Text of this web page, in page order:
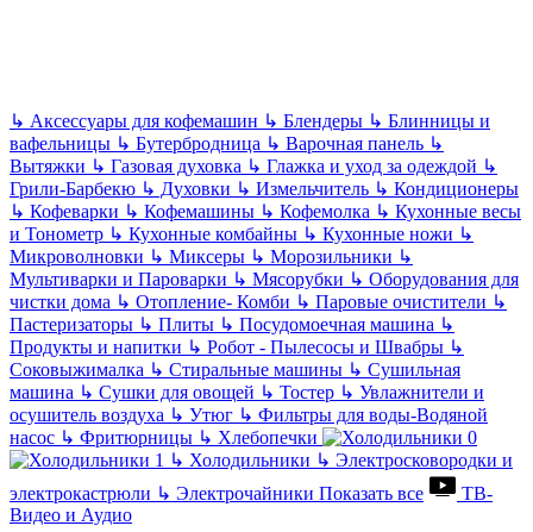
↳ Аксессуары для кофемашин ↳ Блендеры ↳ Блинницы и
вафельницы ↳ Бутербродница ↳ Варочная панель ↳
Вытяжки ↳ Газовая духовка ↳ Глажка и уход за одеждой ↳
Грили-Барбекю ↳ Духовки ↳ Измельчитель ↳ Кондиционеры
↳ Кофеварки ↳ Кофемашины ↳ Кофемолка ↳ Кухонные весы
и Тонометр ↳ Кухонные комбайны ↳ Кухонные ножи ↳
Микроволновки ↳ Миксеры ↳ Морозильники ↳
Мультиварки и Пароварки ↳ Мясорубки ↳ Оборудования для
чистки дома ↳ Отопление- Комби ↳ Паровые очистители ↳
Пастеризаторы ↳ Плиты ↳ Посудомоечная машина ↳
Продукты и напитки ↳ Робот - Пылесосы и Швабры ↳
Соковыжималка ↳ Стиральные машины ↳ Сушильная
машина ↳ Сушки для овощей ↳ Тостер ↳ Увлажнители и
осушитель воздуха ↳ Утюг ↳ Фильтры для воды-Водяной
насос ↳ Фритюрницы ↳ Хлебопечки
↳ Холодильники ↳ Электросковородки и
электрокастрюли ↳ Электрочайники Показать все
ТВ-
Видео и Аудио